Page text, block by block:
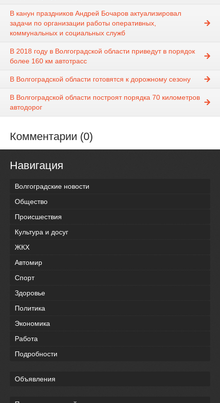
В канун праздников Андрей Бочаров актуализировал
задачи по организации работы оперативных,
коммунальных и социальных служб
В 2018 году в Волгоградской области приведут в порядок
более 160 км автотрасс
В Волгоградской области готовятся к дорожному сезону
В Волгоградской области построят порядка 70 километров
автодорог
Комментарии (0)
Навигация
Волгоградские новости
Общество
Происшествия
Культура и досуг
ЖКХ
Автомир
Спорт
Здоровье
Политика
Экономика
Работа
Подробности
Объявления